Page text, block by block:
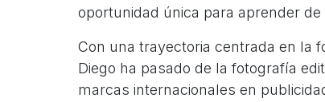
oportunidad única para aprender
Con una trayectoria centrada en la
Diego ha pasado de la fotografía
marcas internacionales en